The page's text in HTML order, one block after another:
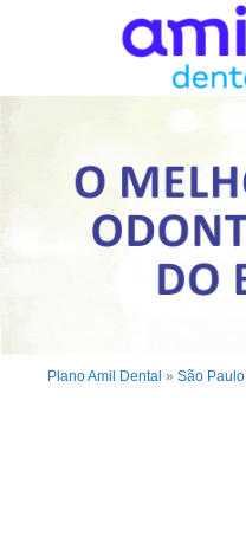
Plano Amil Dental » São Paulo